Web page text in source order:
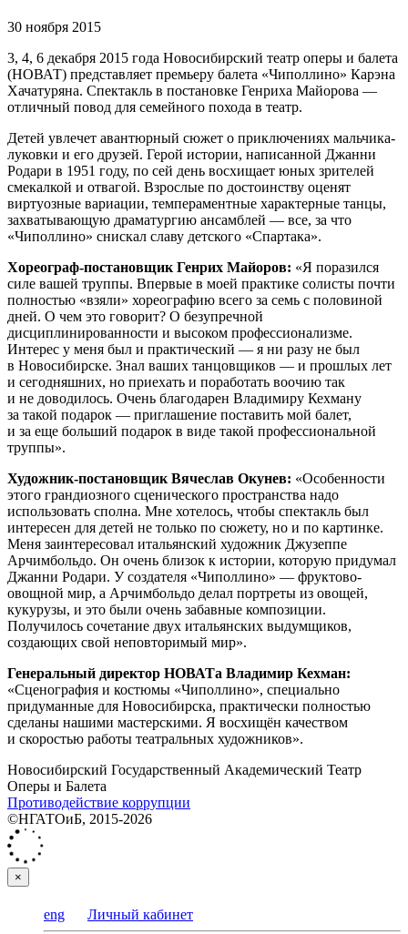
30 ноября 2015
3, 4, 6 декабря 2015 года Новосибирский театр оперы и балета
(НОВАТ) представляет премьеру балета «Чиполлино» Карэна
Хачатуряна. Спектакль в постановке Генриха Майорова —
отличный повод для семейного похода в театр.
Детей увлечет авантюрный сюжет о приключениях мальчика-
луковки и его друзей. Герой истории, написанной Джанни
Родари в 1951 году, по сей день восхищает юных зрителей
смекалкой и отвагой. Взрослые по достоинству оценят
виртуозные вариации, темпераментные характерные танцы,
захватывающую драматургию ансамблей — все, за что
«Чиполлино» снискал славу детского «Спартака».
Хореограф-постановщик Генрих Майоров: «Я поразился
силе вашей труппы. Впервые в моей практике солисты почти
полностью «взяли» хореографию всего за семь с половиной
дней. О чем это говорит? О безупречной
дисциплинированности и высоком профессионализме.
Интерес у меня был и практический — я ни разу не был
в Новосибирске. Знал ваших танцовщиков — и прошлых лет
и сегодняшних, но приехать и поработать воочию так
и не доводилось. Очень благодарен Владимиру Кехману
за такой подарок — приглашение поставить мой балет,
и за еще больший подарок в виде такой профессиональной
труппы».
Художник-постановщик Вячеслав Окунев: «Особенности
этого грандиозного сценического пространства надо
использовать сполна. Мне хотелось, чтобы спектакль был
интересен для детей не только по сюжету, но и по картинке.
Меня заинтересовал итальянский художник Джузеппе
Арчимбольдо. Он очень близок к истории, которую придумал
Джанни Родари. У создателя «Чиполлино» — фруктово-
овощной мир, а Арчимбольдо делал портреты из овощей,
кукурузы, и это были очень забавные композиции.
Получилось сочетание двух итальянских выдумщиков,
создающих свой неповторимый мир».
Генеральный директор НОВАТа Владимир Кехман:
«Сценография и костюмы «Чиполлино», специально
придуманные для Новосибирска, практически полностью
сделаны нашими мастерскими. Я восхищён качеством
и скоростью работы театральных художников».
Новосибирский Государственный Академический Театр
Оперы и Балета
Противодействие коррупции
©НГАТОиБ, 2015-2026
×
eng Личный кабинет